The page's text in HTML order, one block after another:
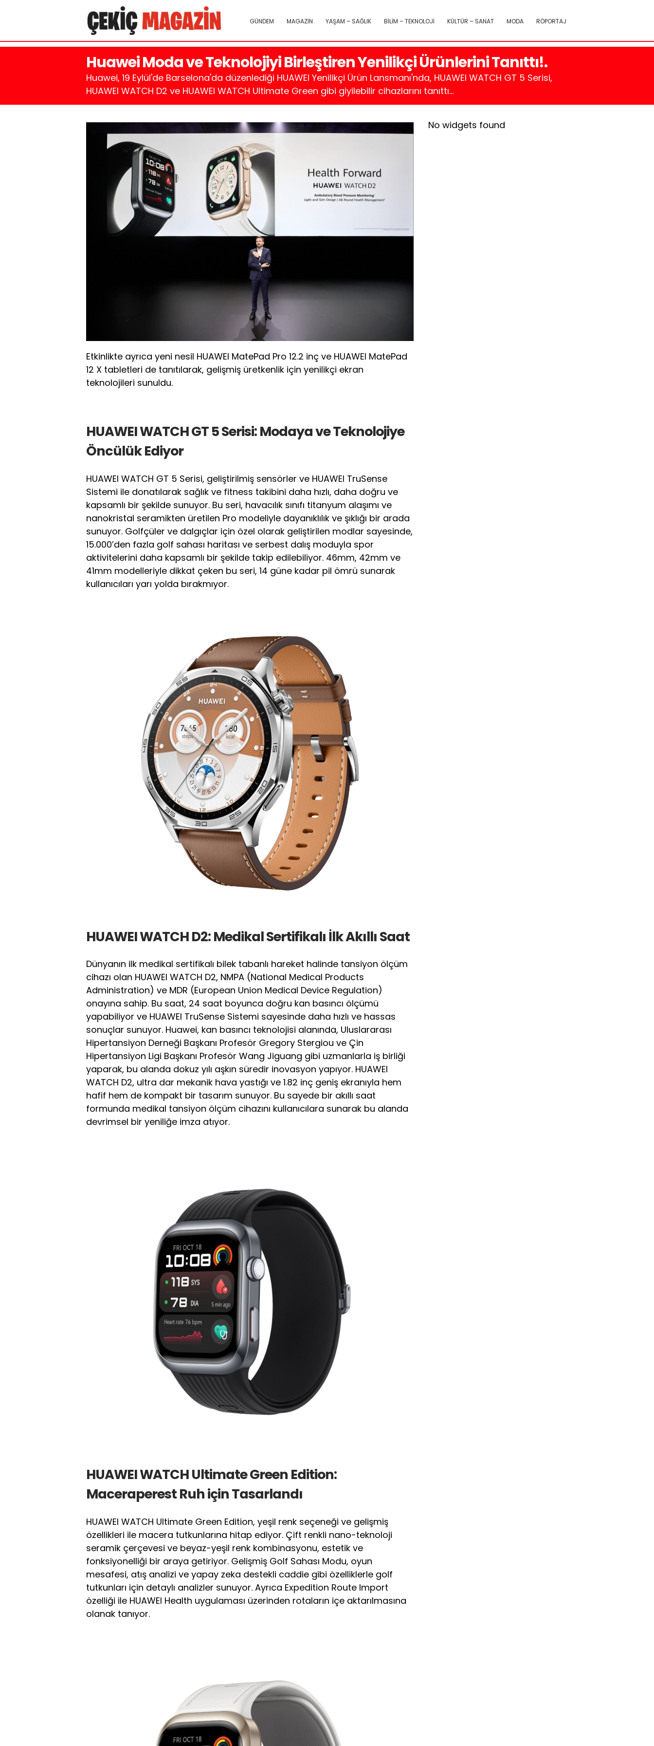
GÜNDEM MAGAZİN YAŞAM – SAĞLIK BİLİM – TEKNOLOJİ KÜLTÜR – SANAT MODA RÖPORTAJ
Huawei Moda ve Teknolojiyi Birleştiren Yenilikçi Ürünlerini Tanıttı!.
Huawei, 19 Eylül'de Barselona'da düzenlediği HUAWEI Yenilikçi Ürün Lansmanı'nda, HUAWEI WATCH GT 5 Serisi,
HUAWEI WATCH D2 ve HUAWEI WATCH Ultimate Green gibi giyilebilir cihazlarını tanıttı...
Etkinlikte ayrıca yeni nesil HUAWEI MatePad Pro 12.2 inç ve HUAWEI MatePad
12 X tabletleri de tanıtılarak, gelişmiş üretkenlik için yenilikçi ekran
teknolojileri sunuldu.
HUAWEI WATCH GT 5 Serisi: Modaya ve Teknolojiye
Öncülük Ediyor
HUAWEI WATCH GT 5 Serisi, geliştirilmiş sensörler ve HUAWEI TruSense
Sistemi ile donatılarak sağlık ve fitness takibini daha hızlı, daha doğru ve
kapsamlı bir şekilde sunuyor. Bu seri, havacılık sınıfı titanyum alaşımı ve
nanokristal seramikten üretilen Pro modeliyle dayanıklılık ve şıklığı bir arada
sunuyor. Golfçüler ve dalgıçlar için özel olarak geliştirilen modlar sayesinde,
15.000’den fazla golf sahası haritası ve serbest dalış moduyla spor
aktivitelerini daha kapsamlı bir şekilde takip edilebiliyor. 46mm, 42mm ve
41mm modelleriyle dikkat çeken bu seri, 14 güne kadar pil ömrü sunarak
kullanıcıları yarı yolda bırakmıyor.
HUAWEI WATCH D2: Medikal Sertifikalı İlk Akıllı Saat
Dünyanın ilk medikal sertifikalı bilek tabanlı hareket halinde tansiyon ölçüm
cihazı olan HUAWEI WATCH D2, NMPA (National Medical Products
Administration) ve MDR (European Union Medical Device Regulation)
onayına sahip. Bu saat, 24 saat boyunca doğru kan basıncı ölçümü
yapabiliyor ve HUAWEI TruSense Sistemi sayesinde daha hızlı ve hassas
sonuçlar sunuyor. Huawei, kan basıncı teknolojisi alanında, Uluslararası
Hipertansiyon Derneği Başkanı Profesör Gregory Stergiou ve Çin
Hipertansiyon Ligi Başkanı Profesör Wang Jiguang gibi uzmanlarla iş birliği
yaparak, bu alanda dokuz yılı aşkın süredir inovasyon yapıyor. HUAWEI
WATCH D2, ultra dar mekanik hava yastığı ve 1.82 inç geniş ekranıyla hem
hafif hem de kompakt bir tasarım sunuyor. Bu sayede bir akıllı saat
formunda medikal tansiyon ölçüm cihazını kullanıcılara sunarak bu alanda
devrimsel bir yeniliğe imza atıyor.
HUAWEI WATCH Ultimate Green Edition:
Maceraperest Ruh için Tasarlandı
HUAWEI WATCH Ultimate Green Edition, yeşil renk seçeneği ve gelişmiş
özellikleri ile macera tutkunlarına hitap ediyor. Çift renkli nano-teknoloji
seramik çerçevesi ve beyaz-yeşil renk kombinasyonu, estetik ve
fonksiyonelliği bir araya getiriyor. Gelişmiş Golf Sahası Modu, oyun
mesafesi, atış analizi ve yapay zeka destekli caddie gibi özelliklerle golf
tutkunları için detaylı analizler sunuyor. Ayrıca Expedition Route Import
özelliği ile HUAWEI Health uygulaması üzerinden rotaların içe aktarılmasına
olanak tanıyor.
No widgets found